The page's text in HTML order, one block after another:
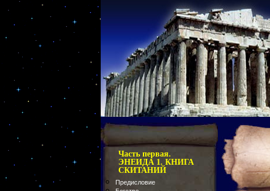
Часть первая.
ЭНЕИДА 1. КНИГА
СКИТАНИЙ
Предисловие